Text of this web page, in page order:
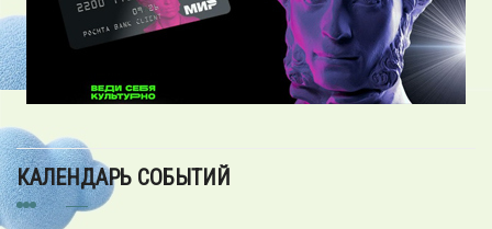
КАЛЕНДАРЬ СОБЫТИЙ